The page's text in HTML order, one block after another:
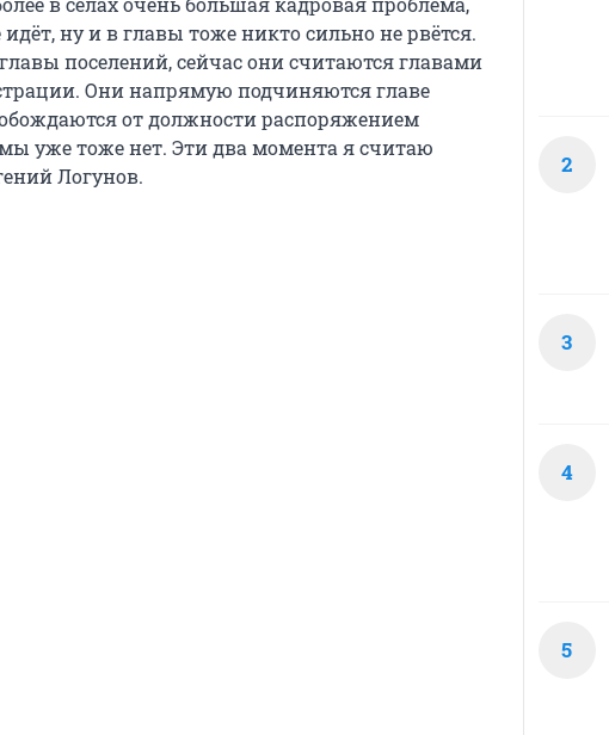
ну и в главы тоже никто сильно не рвётся.
поселений, сейчас они считаются главами
Они напрямую подчиняются главе
от должности распоряжением
уже тоже нет. Эти два момента я считаю
Логунов.
2
3
4
5